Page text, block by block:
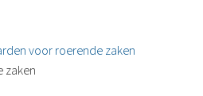
voor roerende zaken
zaken